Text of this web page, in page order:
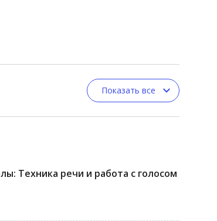
Показать все
Техника речи и работа с голосом